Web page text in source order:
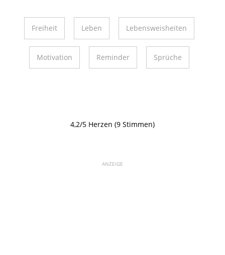
Freiheit Leben Lebensweisheiten
Motivation Reminder Sprüche
4,2/5 Herzen (9 Stimmen)
ANZEIGE